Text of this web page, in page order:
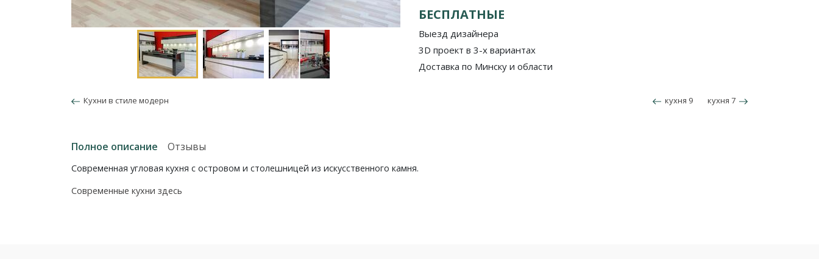
БЕСПЛАТНЫЕ
Выезд дизайнера
3D проект в 3-х вариантах
Доставка по Минску и области
Кухни в стиле модерн кухня 9 кухня 7
Полное описание Отзывы
Современная угловая кухня с островом и столешницей из искусственного камня.
Современные кухни здесь